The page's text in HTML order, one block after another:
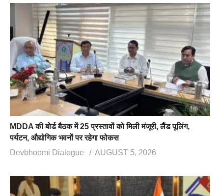
MDDA की बोर्ड बैठक में 25 प्रस्तावों को मिली मंजूरी, लैंड पूलिंग,
पर्यटन, औद्योगिक भवनों पर रहेगा फोकस
Devbhoomi Dialogue
AUGUST 5, 2026